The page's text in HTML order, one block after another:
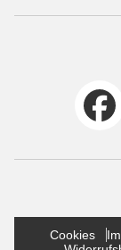
Cookies